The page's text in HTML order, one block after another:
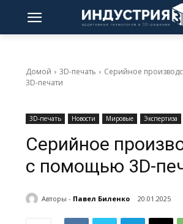
Домой 3D-печать
Серийное
3D-печати
3D-печать Новости Мировые Экспертиза
Серийное
с помощью 3D-
Авторы - Павел Биленко 20.01.2025